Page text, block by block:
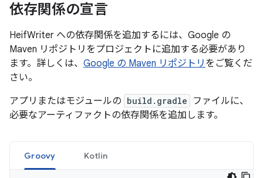
依存関係の宣言
HeifWriter への依存関係を追加するには、Google の
Maven リポジトリをプロジェクトに追加する必要があり
ます。詳しくは、 Google の Maven リポジトリ をご覧くだ
さい。
アプリまたはモジュールの build.gradle
ファイルに、
必要なアーティファクトの依存関係を追加します。
Groovy Kotlin